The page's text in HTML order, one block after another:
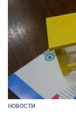
НОВОСТИ